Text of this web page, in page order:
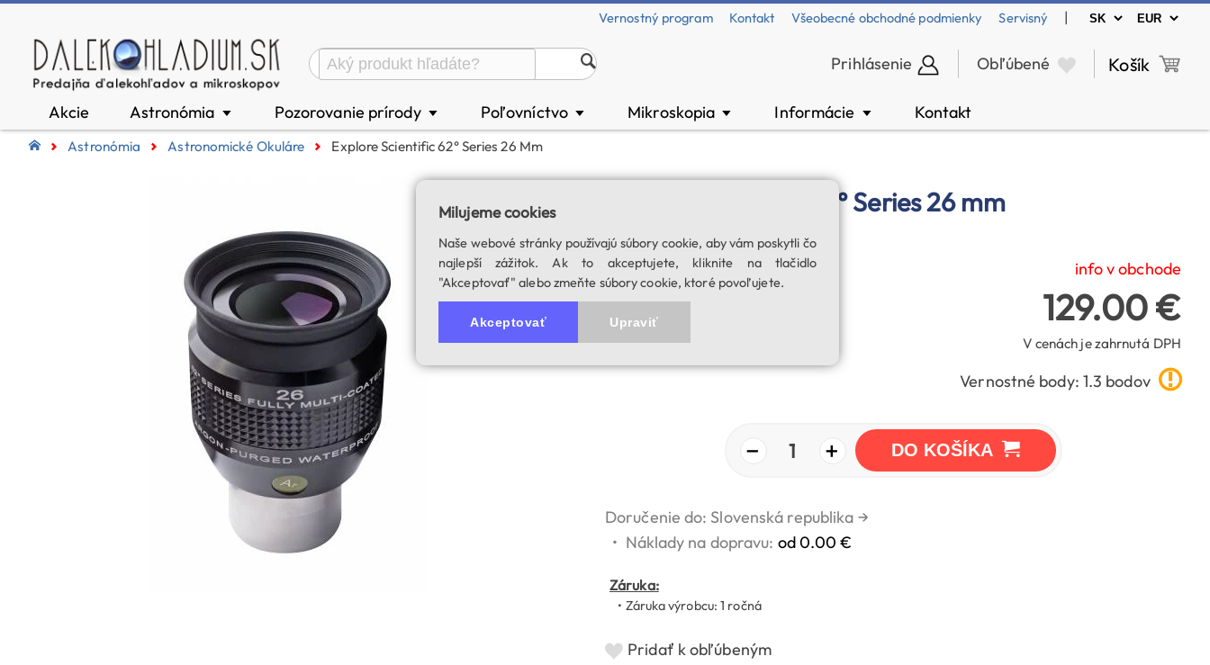
Vernostný program Kontakt Všeobecné obchodné podmienky Servisný |
Prihlásenie Obľúbené Košík
Akcie Astronómia ▼ Pozorovanie prírody ▼ Poľovníctvo ▼ Mikroskopia ▼ Informácie ▼ Kontakt
Astronómia Astronomické Okuláre Explore Scientific 62° Series 26 Mm
Explore Scientific 62° Series 26 mm
info v obchode
129.00 €
V cenách je zahrnutá DPH
Vernostné body: 1.3 bodov
− 1 + DO KOŠÍKA
Doručenie do: Slovenská republika →
• Náklady na dopravu: od 0.00 €
Záruka:
• Záruka výrobcu: 1 ročná
Pridať k obľúbeným
Milujeme cookies
Naše webové stránky používajú súbory cookie, aby vám poskytli čo
najlepší zážitok. Ak to akceptujete, kliknite na tlačidlo
"Akceptovať" alebo zmeňte súbory cookie, ktoré povoľujete.
Akceptovať Upraviť